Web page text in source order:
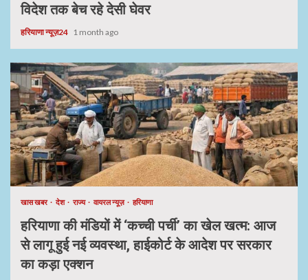
विदेश तक बेच रहे देसी घेवर
हरियाणा न्यूज़24 1 month ago
खास खबर देश राज्य वायरल न्यूज़ हरियाणा
हरियाणा की मंडियों में ‘कच्ची पर्ची’ का खेल खत्म: आज
से लागू हुई नई व्यवस्था, हाईकोर्ट के आदेश पर सरकार
का कड़ा एक्शन